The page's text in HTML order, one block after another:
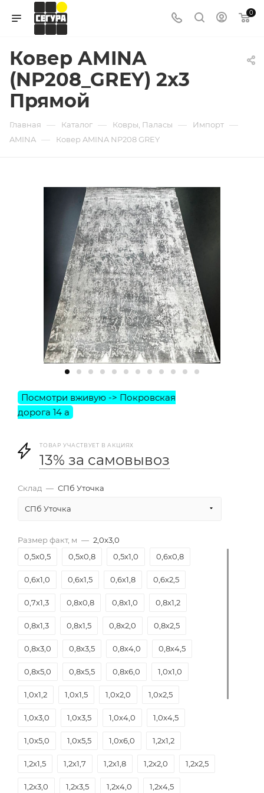
0
Ковер AMINA
(NP208_GREY) 2x3
Прямой
Главная — Каталог — Ковры, Паласы — Импорт —
AMINA — Ковер AMINA NP208 GREY
ТОВАР УЧАСТВУЕТ В АКЦИЯХ
13% за самовывоз
Склад — СПб Уточка
СПб Уточка
Размер факт, м — 2,0х3,0
0,5х0,5
0,5х0,8 0,5х1,0 0,6х0,8
0,6х1,0 0,6х1,5 0,6х1,8 0,6х2,5
0,7х1,3 0,8х0,8 0,8х1,0 0,8х1,2
0,8х1,3 0,8х1,5 0,8х2,0 0,8х2,5
0,8х3,0 0,8х3,5 0,8х4,0 0,8х4,5
0,8х5,0 0,8х5,5 0,8х6,0 1,0х1,0
1,0х1,2 1,0х1,5 1,0х2,0 1,0х2,5
1,0х3,0 1,0х3,5 1,0х4,0 1,0х4,5
1,0х5,0 1,0х5,5 1,0х6,0 1,2х1,2
1,2х1,5 1,2х1,7 1,2х1,8 1,2х2,0 1,2х2,5
1,2х3,0 1,2х3,5 1,2х4,0 1,2х4,5